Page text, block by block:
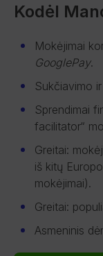
Kodėl
Mokėjimai
GooglePay.
Sukčiavimo
Sprendimai
facilitator“
Greitai:
iš kitų
mokėjimai).
Greitai:
Asmeninis